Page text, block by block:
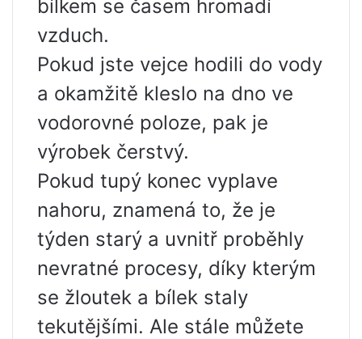
bílkem se časem hromadí
vzduch.
Pokud jste vejce hodili do vody
a okamžitě kleslo na dno ve
vodorovné poloze, pak je
výrobek čerstvý.
Pokud tupý konec vyplave
nahoru, znamená to, že je
týden starý a uvnitř proběhly
nevratné procesy, díky kterým
se žloutek a bílek staly
tekutějšími. Ale stále můžete